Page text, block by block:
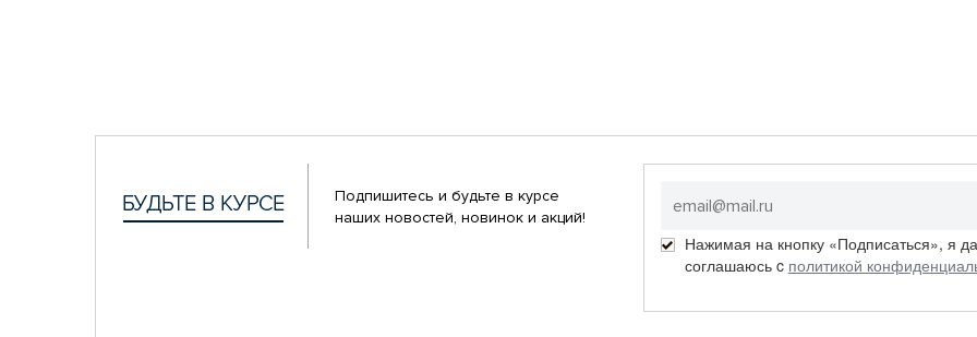
Подпишитесь и будьте в курсе
наших новостей, новинок и акций!
Нажимая на кнопку «Подписаться», я
соглашаюсь c политикой